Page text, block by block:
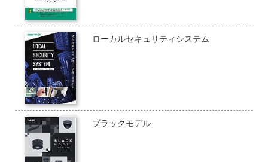
ローカルセキュリティシステム
ブラックモデル